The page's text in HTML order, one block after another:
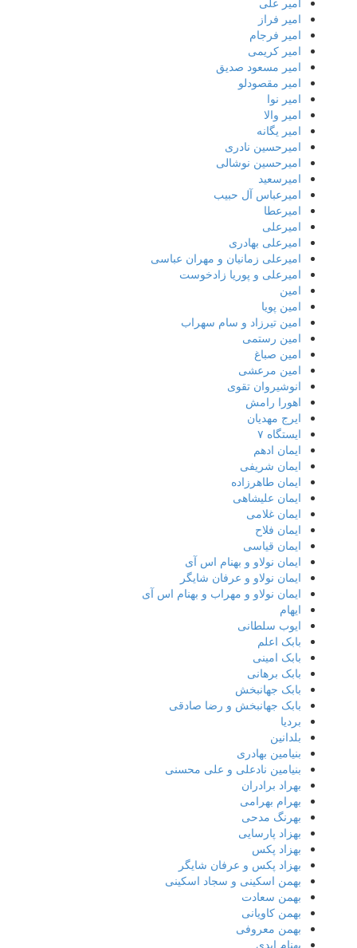
امیر فراز
امیر فرجام
امیر کریمی
امیر مسعود صدیق
امیر مقصودلو
امیر نوا
امیر والا
امیر یگانه
امیرحسین نادری
امیرحسین نوشالی
امیرسعید
امیرعباس آل حبیب
امیرعطا
امیرعلی
امیرعلی بهادری
امیرعلی زمانیان و مهران عباسی
امیرعلی و پوریا زادخوست
امین
امین پویا
امین تیرزاد و سام سهراب
امین رستمی
امین صباغ
امین مرعشی
انوشیروان تقوی
اهورا رامش
ایرج مهدیان
ایستگاه ۷
ایمان ادهم
ایمان شریفی
ایمان طاهرزاده
ایمان علیشاهی
ایمان غلامی
ایمان فلاح
ایمان قیاسی
ایمان نولاو و بهنام اس آی
ایمان نولاو و عرفان شایگر
ایمان نولاو و مهراب و بهنام اس آی
ایهام
ایوب سلطانی
بابک اعلم
بابک امینی
بابک برهانی
بابک جهانبخش
بابک جهانبخش و رضا صادقی
بردیا
بلدانین
بنیامین بهادری
بنیامین نادعلی و علی محسنی
بهراد برادران
بهرام بهرامی
بهرنگ مدحی
بهزاد پارسایی
بهزاد پکس
بهزاد پکس و عرفان شایگر
بهمن اسکینی و سجاد اسکینی
بهمن سعادت
بهمن کاویانی
بهمن معروفی
بهنام ابدی